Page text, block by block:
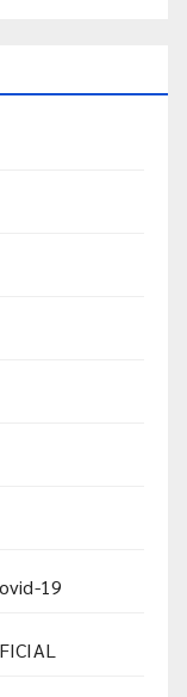
19